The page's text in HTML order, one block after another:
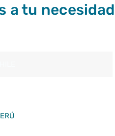
a tu necesidad​